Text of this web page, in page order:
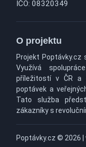
IČO: 08320349
O projektu
Projekt Poptávky.cz
Využívá
příležitostí v ČR a
poptávek a
Tato služba
zákazníky s
Poptávky.cz © 2026